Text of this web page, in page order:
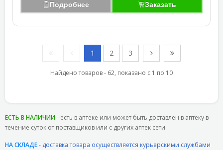
Подробнее Заказать
1 2 3
Найдено товаров - 62, показано с 1 по 10
ЕСТЬ В НАЛИЧИИ- есть в аптеке или может быть доставлен в аптеку в
течение суток от поставщиков или с других аптек сети
НА СКЛАДЕ- доставка товара осуществляется курьерскими службами